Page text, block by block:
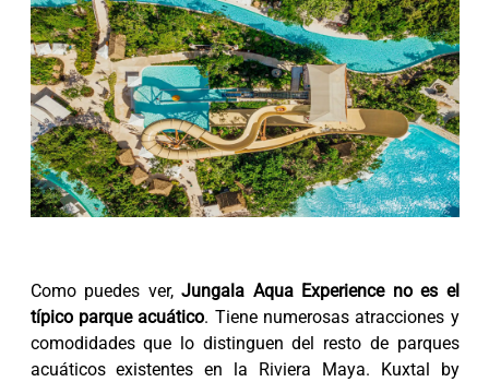
Como puedes ver, Jungala Aqua Experience no es el
típico parque acuático. Tiene numerosas atracciones y
comodidades que lo distinguen del resto de parques
acuáticos existentes en la Riviera Maya. Kuxtal by